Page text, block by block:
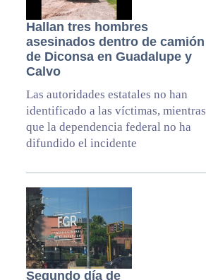
Hallan tres hombres
asesinados dentro de camión
de Diconsa en Guadalupe y
Calvo
Las autoridades estatales no han
identificado a las víctimas, mientras
que la dependencia federal no ha
difundido el incidente
Segundo día de